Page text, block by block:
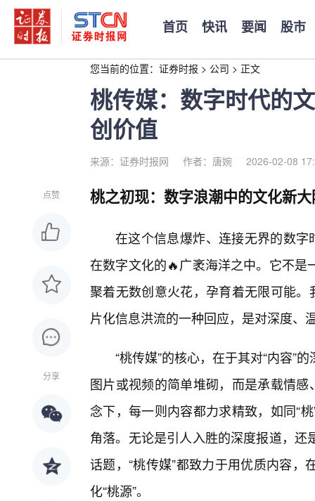
首页 快讯 要闻 股市
您当前的位置： 证券时报 > 公司 > 正文
桃传媒：数字时代的
创价值
来源：证券时报网 作者：唐婉 2026-02-08
点赞
分享
桃之初现：数字浪潮中的文化新
在这个信息爆炸、连接无界的数字
在数字文化的🔥广袤海洋之中。它不
聚着无数创意火花，孕育着无限可能
片化信息洪流的一种回应，是对深度、
“桃传媒”的核心，在于其对“内容”
图片或视频的简单堆砌，而是承载情
念下，每一则内容都力求精致，如同“
角落。无论是引人入胜的深度报道，
话题，“桃传媒”都致力于用优质内容
化“桃源”。